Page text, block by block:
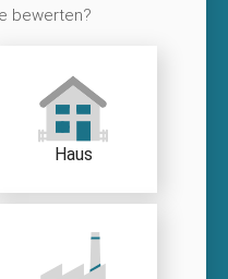
bewerten?
Haus